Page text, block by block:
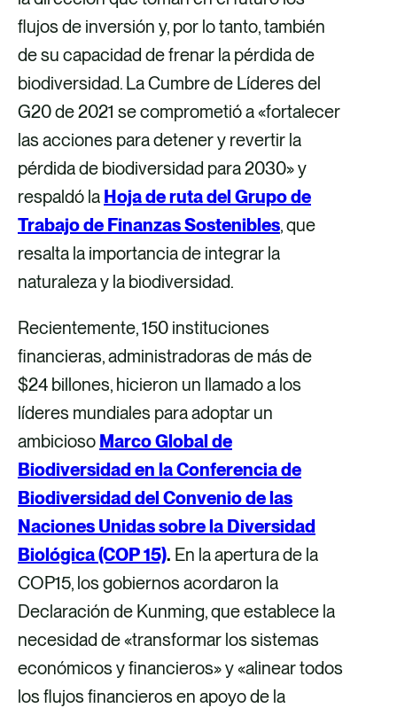
flujos de inversión y, por lo tanto, también
de su capacidad de frenar la pérdida de
biodiversidad. La Cumbre de Líderes del
G20 de 2021 se comprometió a «fortalecer
las acciones para detener y revertir la
pérdida de biodiversidad para 2030» y
respaldó la Hoja de ruta del Grupo de
Trabajo de Finanzas Sostenibles, que
resalta la importancia de integrar la
naturaleza y la biodiversidad.
Recientemente, 150 instituciones
financieras, administradoras de más de
$24 billones, hicieron un llamado a los
líderes mundiales para adoptar un
ambicioso Marco Global de
Biodiversidad en la Conferencia de
Biodiversidad del Convenio de las
Naciones Unidas sobre la Diversidad
Biológica (COP 15). En la apertura de la
COP15, los gobiernos acordaron la
Declaración de Kunming, que establece la
necesidad de «transformar los sistemas
económicos y financieros» y «alinear todos
los flujos financieros en apoyo de la